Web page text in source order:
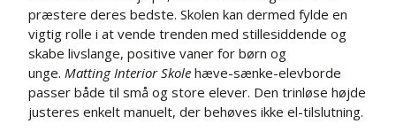
præstere deres bedste. Skolen kan dermed fylde en
vigtig rolle i at vende trenden med stillesiddende og
skabe livslange, positive vaner for børn og
unge. Matting Interior Skolehæve-sænke-elevborde
passer både til små og store elever. Den trinløse højde
justeres enkelt manuelt, der behøves ikke el-tilslutning.